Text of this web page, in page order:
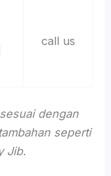
call us
dengan
seperti
Jib.